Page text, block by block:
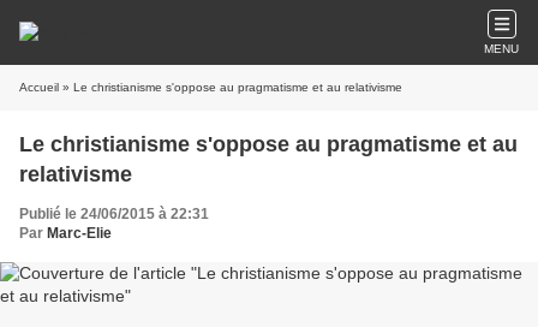
MENU
Accueil » Le christianisme s'oppose au pragmatisme et au relativisme
Le christianisme s'oppose au pragmatisme et au
relativisme
Publié le 24/06/2015 à 22:31
Par Marc-Elie